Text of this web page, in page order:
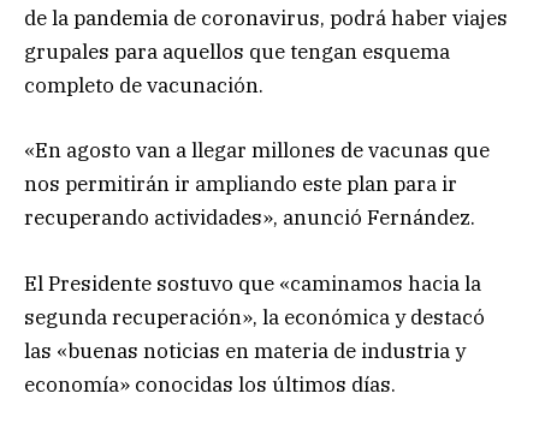
de la pandemia de coronavirus, podrá haber viajes
grupales para aquellos que tengan esquema
completo de vacunación.
«En agosto van a llegar millones de vacunas que
nos permitirán ir ampliando este plan para ir
recuperando actividades», anunció Fernández.
El Presidente sostuvo que «caminamos hacia la
segunda recuperación», la económica y destacó
las «buenas noticias en materia de industria y
economía» conocidas los últimos días.